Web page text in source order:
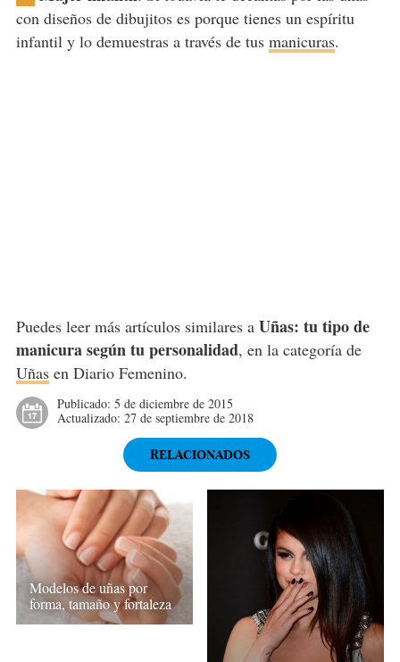
con diseños de dibujitos es porque tienes un espíritu
infantil y lo demuestras a través de tus manicuras.
Puedes leer más artículos similares a Uñas: tu tipo de
manicura según tu personalidad, en la categoría de
Uñasen Diario Femenino.
Publicado: 5 de diciembre de 2015
Actualizado: 27 de septiembre de 2018
RELACIONADOS
Modelos de uñas por
forma, tamaño y fortaleza